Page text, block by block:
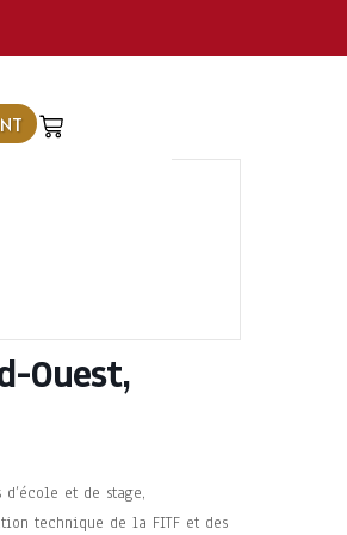
Ouest,
et de stage,
technique de la FITF et des